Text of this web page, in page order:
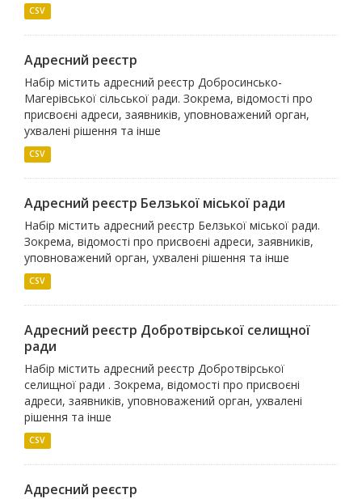
CSV
Адресний реєстр
Набір містить адресний реєстр Добросинсько-
Магерівської сільської ради. Зокрема, відомості про
присвоєні адреси, заявників, уповноважений орган,
ухвалені рішення та інше
CSV
Адресний реєстр Белзької міської ради
Набір містить адресний реєстр Белзької міської ради.
Зокрема, відомості про присвоєні адреси, заявників,
уповноважений орган, ухвалені рішення та інше
CSV
Адресний реєстр Добротвірської селищної
ради
Набір містить адресний реєстр Добротвірської
селищної ради . Зокрема, відомості про присвоєні
адреси, заявників, уповноважений орган, ухвалені
рішення та інше
CSV
Адресний реєстр